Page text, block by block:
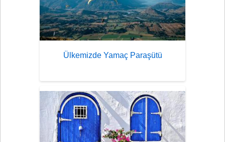
Ülkemizde Yamaç Paraşütü